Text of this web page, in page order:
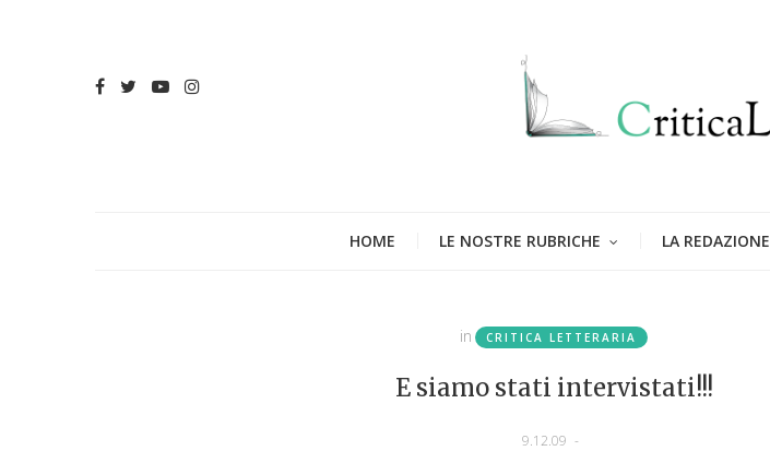
HOME LE NOSTRE RUBRICHE LA REDAZIONE
in CRITICA LETTERARIA
E siamo stati intervistati!!!
9.12.09 -